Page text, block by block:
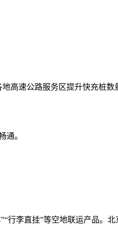
高速公路服务区提升快充桩
通。
行李直挂”等空地联运产品。